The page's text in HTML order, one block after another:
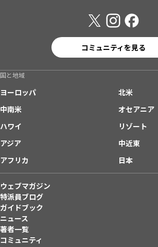
コミュニティを見る
国と地域
ヨーロッパ
北米
中南米
オセアニア
ハワイ
リゾート
アジア
中近東
アフリカ
日本
ウェブマガジン
特派員ブログ
ガイドブック
ニュース
著者一覧
コミュニティ